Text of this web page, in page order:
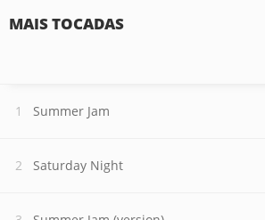
MAIS TOCADAS
Summer Jam
Saturday Night